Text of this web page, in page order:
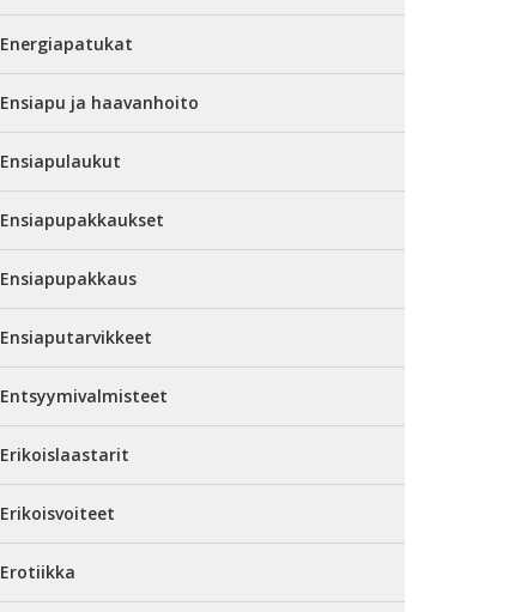
Energiapatukat
Ensiapu ja haavanhoito
Ensiapulaukut
Ensiapupakkaukset
Ensiapupakkaus
Ensiaputarvikkeet
Entsyymivalmisteet
Erikoislaastarit
Erikoisvoiteet
Erotiikka